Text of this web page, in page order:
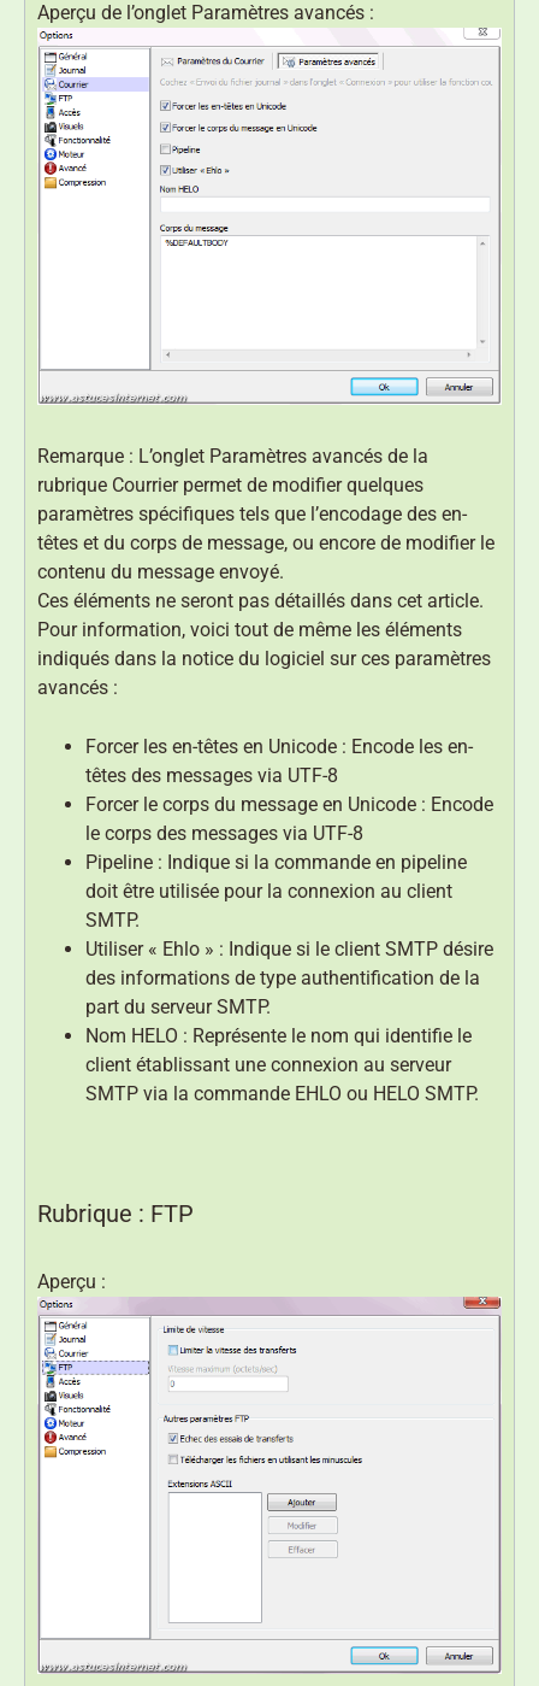
Aperçu de l’onglet Paramètres avancés :
Remarque : L’onglet Paramètres avancés de la
rubrique Courrier permet de modifier quelques
paramètres spécifiques tels que l’encodage des en-
têtes et du corps de message, ou encore de modifier le
contenu du message envoyé.
Ces éléments ne seront pas détaillés dans cet article.
Pour information, voici tout de même les éléments
indiqués dans la notice du logiciel sur ces paramètres
avancés :
Forcer les en-têtes en Unicode : Encode les en-
têtes des messages via UTF-8
Forcer le corps du message en Unicode : Encode
le corps des messages via UTF-8
Pipeline : Indique si la commande en pipeline
doit être utilisée pour la connexion au client
SMTP.
Utiliser « Ehlo » : Indique si le client SMTP désire
des informations de type authentification de la
part du serveur SMTP.
Nom HELO : Représente le nom qui identifie le
client établissant une connexion au serveur
SMTP via la commande EHLO ou HELO SMTP.
Rubrique : FTP
Aperçu :